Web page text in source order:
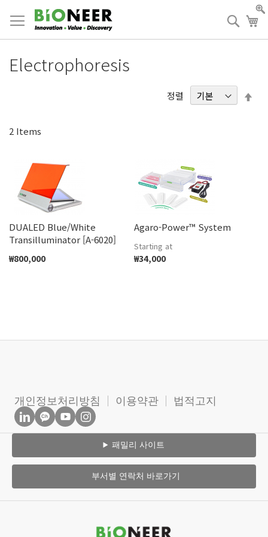
to
Content
검
색
Electrophoresis
2 Items
정렬
DUALED Blue/White
Transilluminator [A-6020]
₩800,000
Agaro-Power™ System
Starting at
₩34,000
개인정보처리방침 이용약관 법적고지
패밀리 사이트
부서별 연락처 바로가기